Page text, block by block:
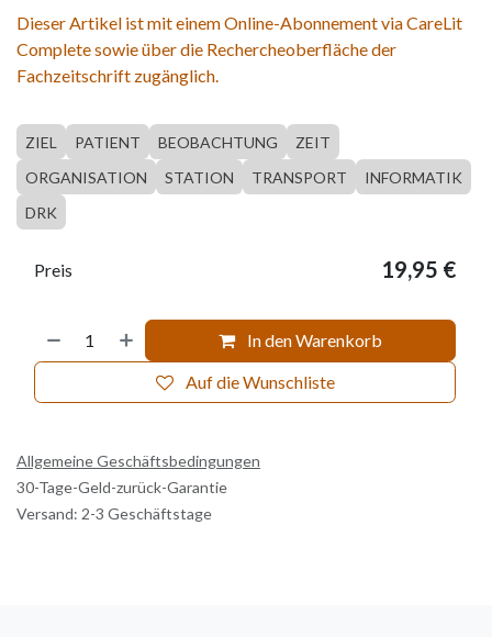
Dieser Artikel ist mit einem Online-Abonnement via CareLit
Complete sowie über die Rechercheoberfläche der
Fachzeitschrift zugänglich.
ZIEL PATIENT BEOBACHTUNG
ZEIT
ORGANISATION
STATION TRANSPORT
INFORMATIK
DRK
In den Warenkorb
Auf die Wunschliste
Preis 19,95 €
Allgemeine Geschäftsbedingungen
30-Tage-Geld-zurück-Garantie
Versand: 2-3 Geschäftstage